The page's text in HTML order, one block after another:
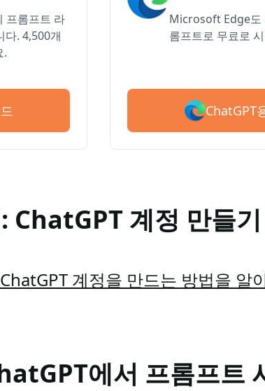
프롬프트 라
다. 4,500개
.
Microsoft Edge도
롬프트로 무료로
ChatGPT
ChatGPT 계정 만들기
계정을 만드는 방법을 알
에서 프롬프트